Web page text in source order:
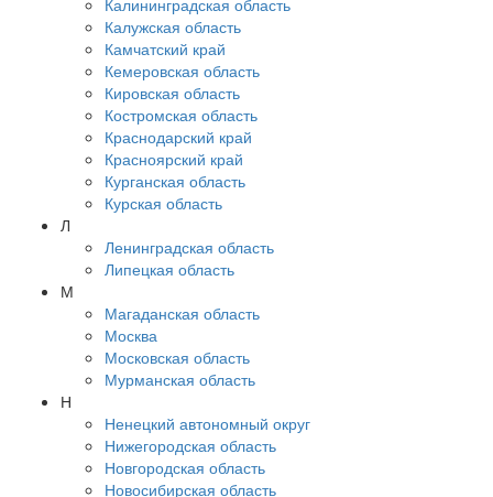
Калининградская область
Калужская область
Камчатский край
Кемеровская область
Кировская область
Костромская область
Краснодарский край
Красноярский край
Курганская область
Курская область
Л
Ленинградская область
Липецкая область
М
Магаданская область
Москва
Московская область
Мурманская область
Н
Ненецкий автономный округ
Нижегородская область
Новгородская область
Новосибирская область